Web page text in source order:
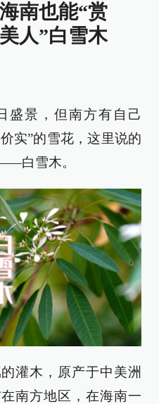
南也能“赏
人”白雪木
盛景，但南方有自己
实”的雪花，这里说的
白雪木。
灌木，原产于中美洲
南方地区，在海南一